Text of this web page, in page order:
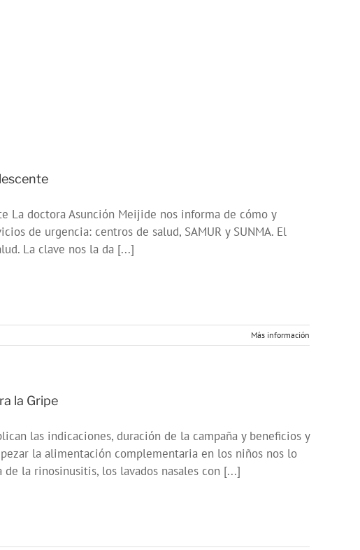
La doctora Asunción Meijide nos informa de cómo y
de urgencia: centros de salud, SAMUR y SUNMA. El
La clave nos la da [...]
Más información
la Gripe
las indicaciones, duración de la campaña y beneficios y
la alimentación complementaria en los niños nos lo
la rinosinusitis, los lavados nasales con [...]